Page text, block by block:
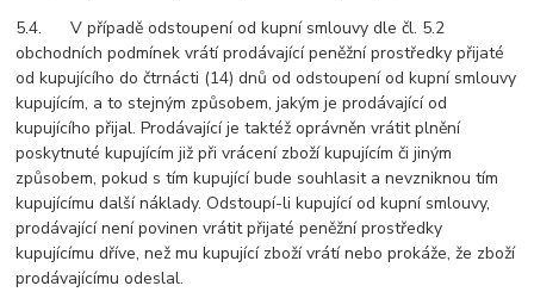
5.4. V případě odstoupení od kupní smlouvy dle čl. 5.2
obchodních podmínek vrátí prodávající peněžní prostředky přijaté
od kupujícího do čtrnácti (14) dnů od odstoupení od kupní smlouvy
kupujícím, a to stejným způsobem, jakým je prodávající od
kupujícího přijal. Prodávající je taktéž oprávněn vrátit plnění
poskytnuté kupujícím již při vrácení zboží kupujícím či jiným
způsobem, pokud s tím kupující bude souhlasit a nevzniknou tím
kupujícímu další náklady. Odstoupí-li kupující od kupní smlouvy,
prodávající není povinen vrátit přijaté peněžní prostředky
kupujícímu dříve, než mu kupující zboží vrátí nebo prokáže, že zboží
prodávajícímu odeslal.